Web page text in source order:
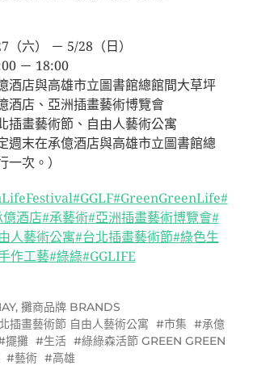
（六） － 5/28（日）
－ 18:00
酒店與高雄市立圖書館總館間大草坪
酒店、亞洲插畫藝術博覽會
插畫藝術節、自由人藝術公寓
週末在承億酒店與高雄市立圖書館總
一次。）
#GGLF#GreenGreenLife#
酒店#承藝術#亞洲插畫藝術博覽會#
人藝術公寓#台北插畫藝術節#綠色生
作工藝#綠綠#GGLIFE
, 攤商品牌 BRANDS
插畫藝術節 自由人藝術公寓 市集
承億
擺攤 生活
綠綠森活節 GREEN GREEN
藝術 高雄